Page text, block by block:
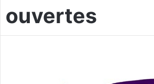
ouvertes